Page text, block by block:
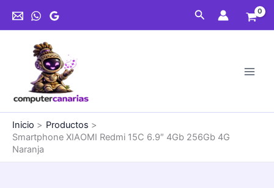
Buscar
Inicio
Productos
Smartphone XIAOMI Redmi 15C 6.9″ 4Gb 256Gb 4G
Naranja